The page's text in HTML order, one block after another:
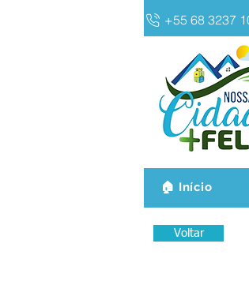
+55 68 3237
🏠 Início
Voltar